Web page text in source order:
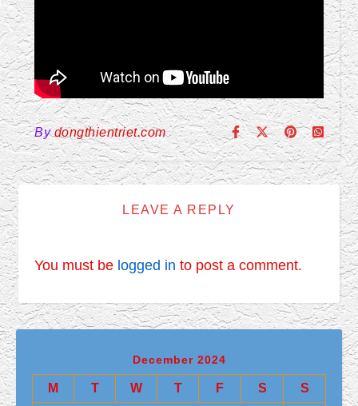
Bydongthientriet.com
LEAVE A REPLY
You must be logged in to post a comment.
December 2024
M T W T F S
S